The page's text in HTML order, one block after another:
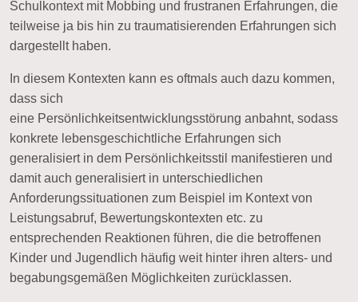
Schulkontext mit Mobbing und frustranen Erfahrungen, die
teilweise ja bis hin zu traumatisierenden Erfahrungen sich
dargestellt haben.
In diesem Kontexten kann es oftmals auch dazu kommen,
dass sich
eine Persönlichkeitsentwicklungsstörung anbahnt, sodass
konkrete lebensgeschichtliche Erfahrungen sich
generalisiert in dem Persönlichkeitsstil manifestieren und
damit auch generalisiert in unterschiedlichen
Anforderungssituationen zum Beispiel im Kontext von
Leistungsabruf, Bewertungskontexten etc. zu
entsprechenden Reaktionen führen, die die betroffenen
Kinder und Jugendlich häufig weit hinter ihren alters- und
begabungsgemäßen Möglichkeiten zurücklassen.